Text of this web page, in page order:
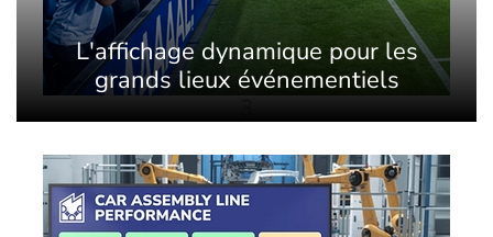
L'affichage dynamique pour les
grands lieux événementiels
3